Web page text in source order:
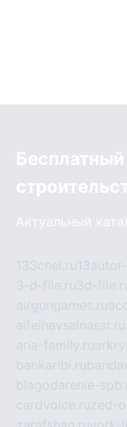
Бесплатный
Актуальный
133chel.ru
3-d-file.ru3d-
airgungames.ru
alfeihavsalnassr.ru
aria-family.ru
bankaribi.ru
blagodarenie-
cardvoice.ruzed-